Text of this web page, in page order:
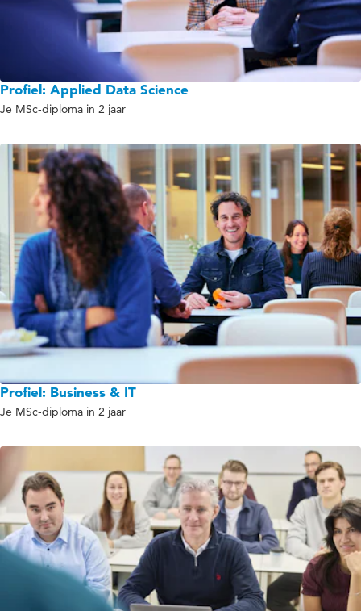
Profiel: Applied Data Science
Je MSc-diploma in 2 jaar
Profiel: Business & IT
Je MSc-diploma in 2 jaar